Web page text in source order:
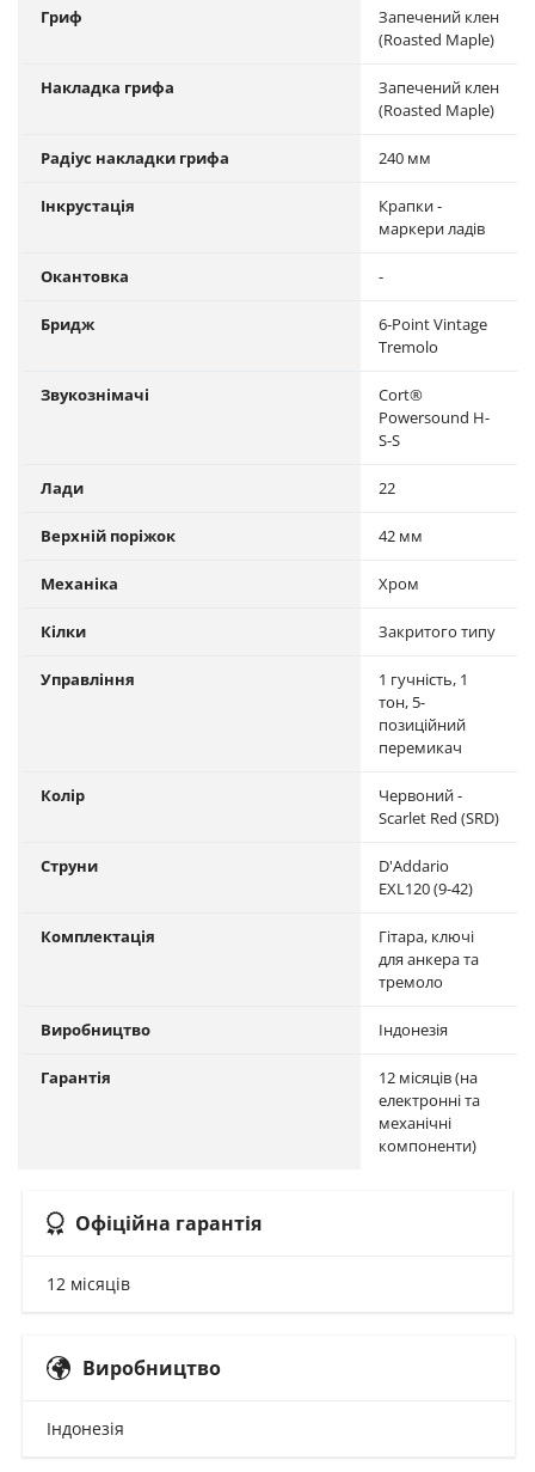
Гриф
Запечений клен
(Roasted Maple)
Накладка грифа
Запечений клен
(Roasted Maple)
Радіус накладки грифа 240 мм
Інкрустація
Крапки -
маркери ладів
Окантовка -
Бридж
6-Point Vintage
Tremolo
Звукознімачі
Cort®
Powersound H-
S-S
Лади 22
Верхній поріжок 42 мм
Механіка Хром
Кілки Закритого типу
Управління
1 гучність, 1
тон, 5-
позиційний
перемикач
Колір
Червоний -
Scarlet Red (SRD)
Струни
D'Addario
EXL120 (9-42)
Комплектація
Гітара, ключі
для анкера та
тремоло
Виробництво Індонезія
Гарантія
12 місяців (на
електронні та
механічні
компоненти)
Офіційна гарантія
12 місяців
Виробництво
Індонезія